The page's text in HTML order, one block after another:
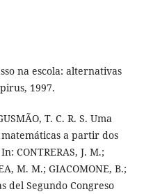
na escola: alternativas
1997.
T. C. R. S. Uma
a partir dos
CONTRERAS, J. M.;
M. M.; GIACOMONE, B.;
del Segundo Congreso